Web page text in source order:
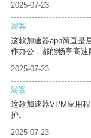
2025-07-23
游客
这款加速器app简直是
作办公，都能畅享高速
2025-07-23
游客
这款加速器VPM应用
护。
2025-07-23